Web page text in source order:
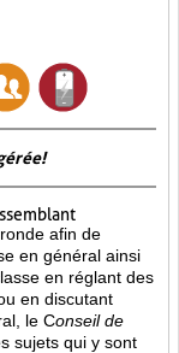
ronde afin de
en général ainsi
en réglant des
en discutant
le Conseil de
sujets qui y sont